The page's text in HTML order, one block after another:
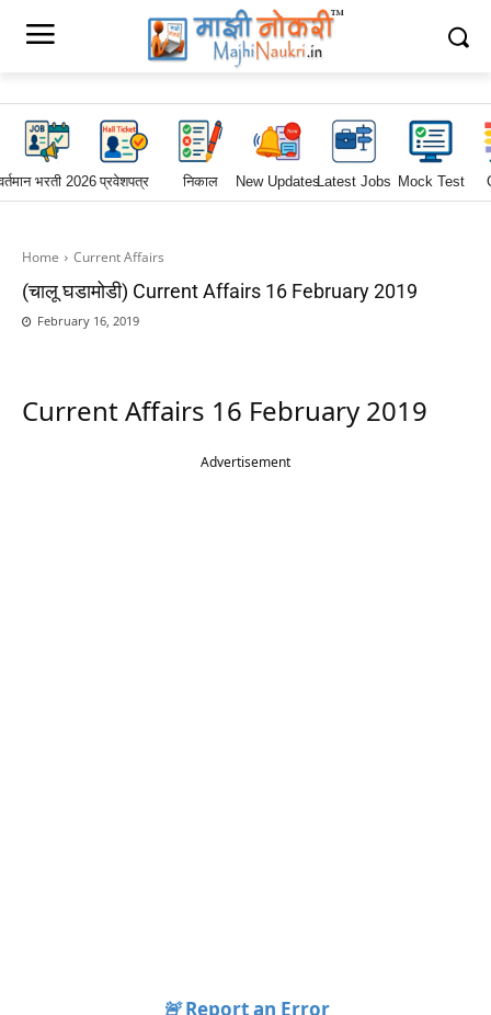
भरती 2026प्रवेशपत्र निकाल New UpdatesLatest Jobs Mock Test
Home Current Affairs
(चालू घडामोडी) Current Affairs 16 February 2019
February 16, 2019
Current Affairs 16 February 2019
Advertisement
🚨Report an Error